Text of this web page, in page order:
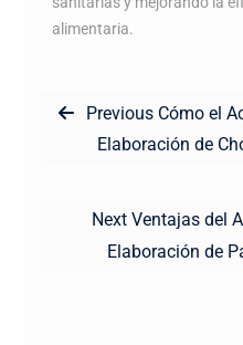
alimentaria.
de
Previous Previous
post:
Cómo el
Elaboración de
Next Next
post:
Ventajas del
Elaboración de